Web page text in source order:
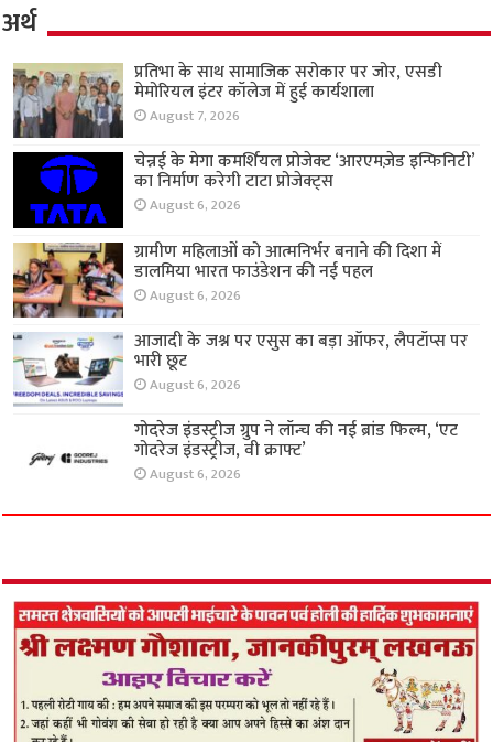
अर्थ
प्रतिभा के साथ सामाजिक सरोकार पर जोर, एसडी
मेमोरियल इंटर कॉलेज में हुई कार्यशाला
August 7, 2026
चेन्नई के मेगा कमर्शियल प्रोजेक्ट ‘आरएमज़ेड इन्फिनिटी’
का निर्माण करेगी टाटा प्रोजेक्ट्स
August 6, 2026
ग्रामीण महिलाओं को आत्मनिर्भर बनाने की दिशा में
डालमिया भारत फाउंडेशन की नई पहल
August 6, 2026
आजादी के जश्न पर एसुस का बड़ा ऑफर, लैपटॉप्स पर
भारी छूट
August 6, 2026
गोदरेज इंडस्ट्रीज ग्रुप ने लॉन्च की नई ब्रांड फिल्म, ‘एट
गोदरेज इंडस्ट्रीज, वी क्राफ्ट’
August 6, 2026